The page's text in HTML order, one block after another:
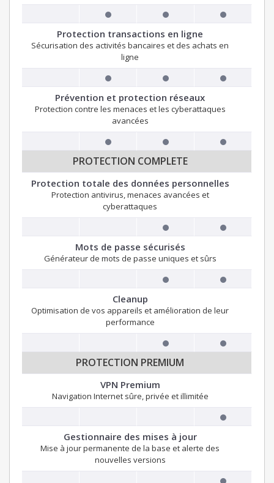
Protection transactions en ligne
Sécurisation des activités bancaires et des achats en
ligne
Prévention et protection réseaux
Protection contre les menaces et les cyberattaques
avancées
PROTECTION COMPLETE
Protection totale des données personnelles
Protection antivirus, menaces avancées et
cyberattaques
Mots de passe sécurisés
Générateur de mots de passe uniques et sûrs
Cleanup
Optimisation de vos appareils et amélioration de leur
performance
PROTECTION PREMIUM
VPN Premium
Navigation Internet sûre, privée et illimitée
Gestionnaire des mises à jour
Mise à jour permanente de la base et alerte des
nouvelles versions